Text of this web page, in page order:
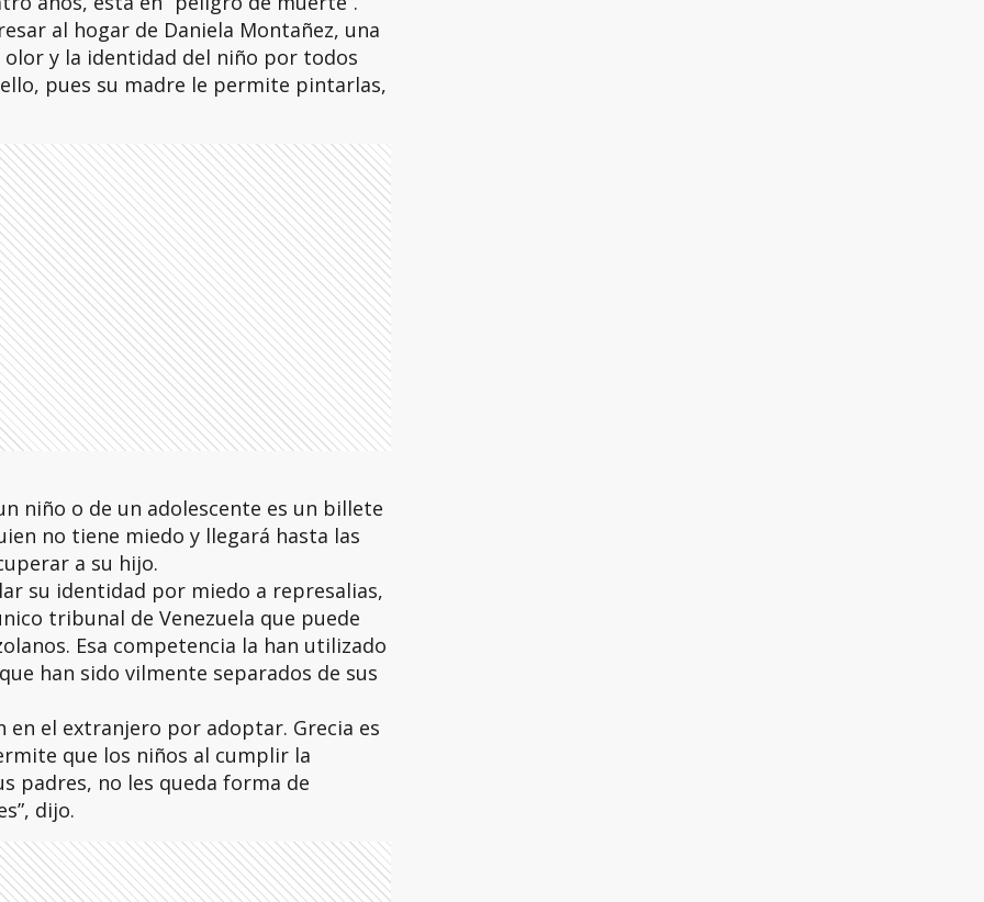
al hogar de Daniela Montañez, una
y la identidad del niño por todos
pues su madre le permite pintarlas,
niño o de un adolescente es un billete
no tiene miedo y llegará hasta las
a su hijo.
su identidad por miedo a represalias,
tribunal de Venezuela que puede
Esa competencia la han utilizado
han sido vilmente separados de sus
en el extranjero por adoptar. Grecia es
que los niños al cumplir la
padres, no les queda forma de
dijo.